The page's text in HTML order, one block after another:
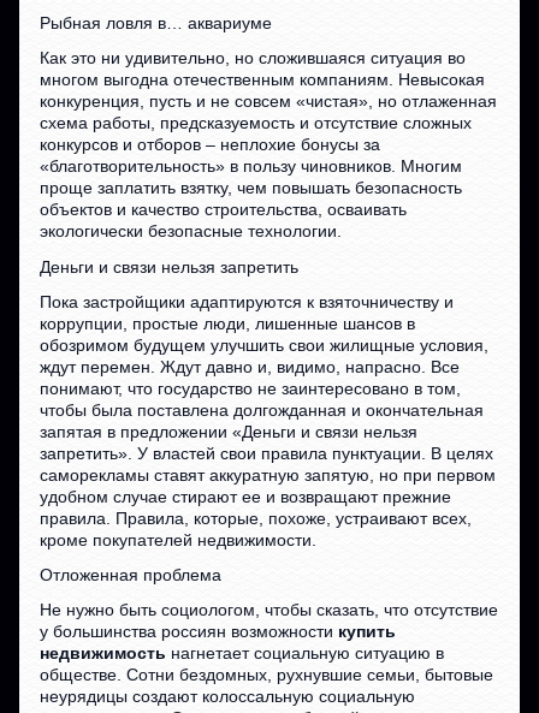
Рыбная ловля в… аквариуме
Как это ни удивительно, но сложившаяся ситуация во
многом выгодна отечественным компаниям. Невысокая
конкуренция, пусть и не совсем «чистая», но отлаженная
схема работы, предсказуемость и отсутствие сложных
конкурсов и отборов – неплохие бонусы за
«благотворительность» в пользу чиновников. Многим
проще заплатить взятку, чем повышать безопасность
объектов и качество строительства, осваивать
экологически безопасные технологии.
Деньги и связи нельзя запретить
Пока застройщики адаптируются к взяточничеству и
коррупции, простые люди, лишенные шансов в
обозримом будущем улучшить свои жилищные условия,
ждут перемен. Ждут давно и, видимо, напрасно. Все
понимают, что государство не заинтересовано в том,
чтобы была поставлена долгожданная и окончательная
запятая в предложении «Деньги и связи нельзя
запретить». У властей свои правила пунктуации. В целях
саморекламы ставят аккуратную запятую, но при первом
удобном случае стирают ее и возвращают прежние
правила. Правила, которые, похоже, устраивают всех,
кроме покупателей недвижимости.
Отложенная проблема
Не нужно быть социологом, чтобы сказать, что отсутствие
у большинства россиян возможности купить
недвижимость нагнетает социальную ситуацию в
обществе. Сотни бездомных, рухнувшие семьи, бытовые
неурядицы создают колоссальную социальную